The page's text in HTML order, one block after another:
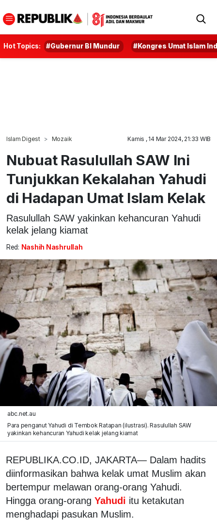
Hot Topics: #Gubernur BI Mundur #Kongres Umat Islam
Islam Digest Mozaik Kamis , 14 Mar 2024, 21:33 WIB
Nubuat Rasulullah SAW Ini
Tunjukkan Kekalahan Yahudi
di Hadapan Umat Islam Kelak
Rasulullah SAW yakinkan kehancuran Yahudi
kelak jelang kiamat
Red: Nashih Nashrullah
abc.net.au
Para penganut Yahudi di Tembok Ratapan (ilustrasi). Rasulullah SAW
yakinkan kehancuran Yahudi kelak jelang kiamat
REPUBLIKA.CO.ID, JAKARTA— Dalam hadits
diinformasikan bahwa kelak umat Muslim akan
bertempur melawan orang-orang Yahudi.
Hingga orang-orang Yahudi itu ketakutan
menghadapi pasukan Muslim.